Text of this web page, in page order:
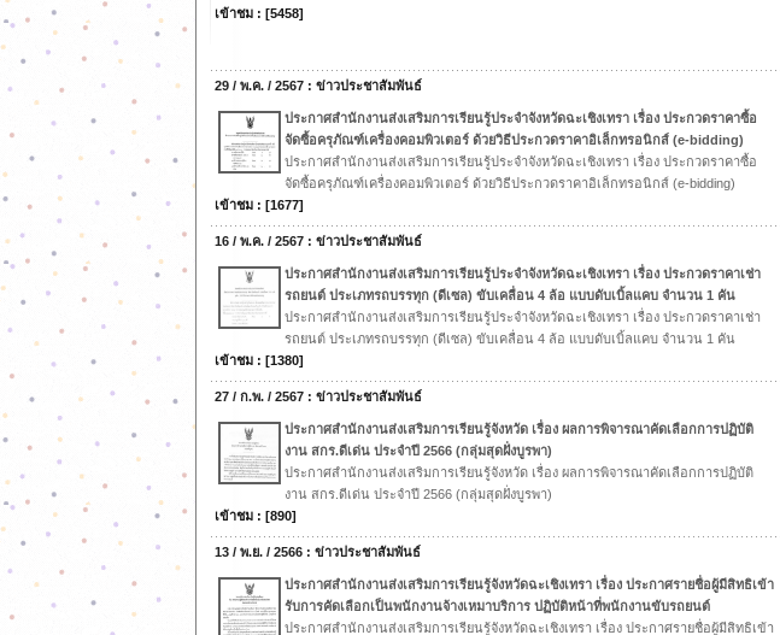
เข้าชม : [5458]
29 / พ.ค. / 2567 : ข่าวประชาสัมพันธ์
ประกาศสำนักงานส่งเสริมการเรียนรู้ประจำจังหวัดฉะเชิงเทรา เรื่อง ประกวดราคาซื้อ
จัดซื้อครุภัณฑ์เครื่องคอมพิวเตอร์ ด้วยวิธีประกวดราคาอิเล็กทรอนิกส์ (e-bidding)
ประกาศสำนักงานส่งเสริมการเรียนรู้ประจำจังหวัดฉะเชิงเทรา เรื่อง ประกวดราคาซื้อ
จัดซื้อครุภัณฑ์เครื่องคอมพิวเตอร์ ด้วยวิธีประกวดราคาอิเล็กทรอนิกส์ (e-bidding)
เข้าชม : [1677]
16 / พ.ค. / 2567 : ข่าวประชาสัมพันธ์
ประกาศสำนักงานส่งเสริมการเรียนรู้ประจำจังหวัดฉะเชิงเทรา เรื่อง ประกวดราคาเช่า
รถยนต์ ประเภทรถบรรทุก (ดีเซล) ขับเคลื่อน 4 ล้อ แบบดับเบิ้ลแคบ จำนวน 1 คัน
ประกาศสำนักงานส่งเสริมการเรียนรู้ประจำจังหวัดฉะเชิงเทรา เรื่อง ประกวดราคาเช่า
รถยนต์ ประเภทรถบรรทุก (ดีเซล) ขับเคลื่อน 4 ล้อ แบบดับเบิ้ลแคบ จำนวน 1 คัน
เข้าชม : [1380]
27 / ก.พ. / 2567 : ข่าวประชาสัมพันธ์
ประกาศสำนักงานส่งเสริมการเรียนรู้จังหวัด เรื่อง ผลการพิจารณาคัดเลือกการปฏิบัติ
งาน สกร.ดีเด่น ประจำปี 2566 (กลุ่มสุดฝั่งบูรพา)
ประกาศสำนักงานส่งเสริมการเรียนรู้จังหวัด เรื่อง ผลการพิจารณาคัดเลือกการปฏิบัติ
งาน สกร.ดีเด่น ประจำปี 2566 (กลุ่มสุดฝั่งบูรพา)
เข้าชม : [890]
13 / พ.ย. / 2566 : ข่าวประชาสัมพันธ์
ประกาศสำนักงานส่งเสริมการเรียนรู้จังหวัดฉะเชิงเทรา เรื่อง ประกาศรายชื่อผู้มีสิทธิเข้า
รับการคัดเลือกเป็นพนักงานจ้างเหมาบริการ ปฏิบัติหน้าที่พนักงานขับรถยนต์
ประกาศสำนักงานส่งเสริมการเรียนรู้จังหวัดฉะเชิงเทรา เรื่อง ประกาศรายชื่อผู้มีสิทธิเข้า